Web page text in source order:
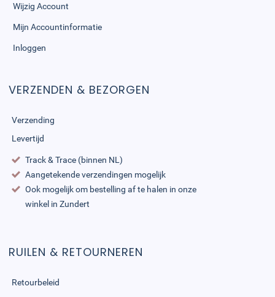
Wijzig Account
Mijn Accountinformatie
Inloggen
VERZENDEN & BEZORGEN
Verzending
Levertijd
Track & Trace (binnen NL)
Aangetekende verzendingen mogelijk
Ook mogelijk om bestelling af te halen in onze
winkel in Zundert
RUILEN & RETOURNEREN
Retourbeleid